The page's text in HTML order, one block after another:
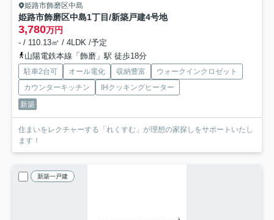
姫路市飾磨区中島
姫路市飾磨区中島1丁目/新築戸建4号地
3,780万円
- / 110.13㎡ / 4LDK /予定
山陽電鉄本線「飾磨」駅 徒歩18分
駐車2台可 オール電化 収納豊富
ウォークインクロゼット
カウンターキッチン
IHクッキングヒーター
新築
住まいをレクチャーする「れくすむ」が理想の家探しをサポートいたし
ます！
新築一戸建